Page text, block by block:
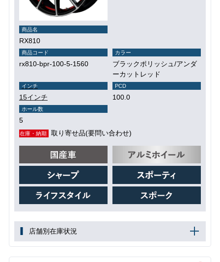
商品名
RX810
商品コード
rx810-bpr-100-5-1560
カラー
ブラックポリッシュ/アンダ
ーカットレッド
インチ
15インチ
PCD
100.0
ホール数
5
在庫・納期 取り寄せ品(要問い合わせ)
店舗別在庫状況